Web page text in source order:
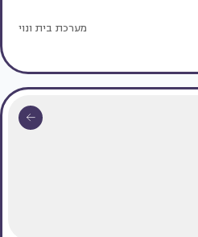
מערכת בית ונוי